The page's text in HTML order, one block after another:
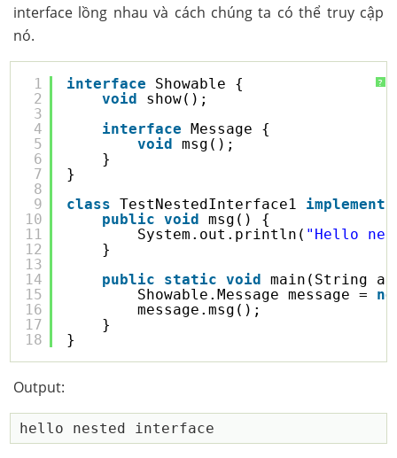
interface lồng nhau và cách chúng ta có thể truy cập
nó.
?
1
2
3
4
5
6
7
8
9
10
11
12
13
14
15
16
17
18
interface
Showable {
void
show();
interface
Message {
void
msg();
}
}
class
TestNestedInterface1 implements
public
void
msg() {
System.out.println( "Hello
}
public
static void
main(String
Showable.Message message =
message.msg();
}
}
Output: